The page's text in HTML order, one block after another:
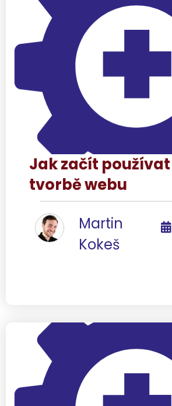
Jak začít
tvorbě webu
Martin
Kokeš